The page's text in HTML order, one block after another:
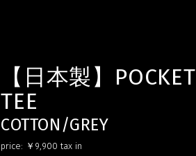
【日本製】POCKET
TEE
COTTON/GREY
price: ￥9,900 tax in